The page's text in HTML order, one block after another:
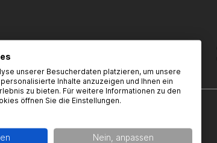
unserer Besucherdaten platzieren, um unsere
Inhalte anzuzeigen und Ihnen ein
zu bieten. Für weitere Informationen zu den
öffnen Sie die Einstellungen.
Nein, anpassen